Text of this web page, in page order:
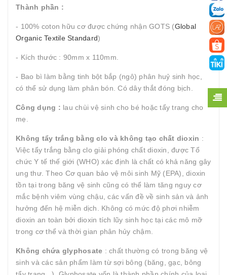
Thành phần :
- 100% coton hữu cơ được chứng nhận GOTS (Global
Organic Textile Standard)
- Kích thước : 90mm x 110mm.
- Bao bì làm bằng tinh bột bắp (ngô) phân huỷ sinh học,
có thể sử dụng làm phân bón. Có dây thắt đóng bịch.
Công dụng : lau chùi vệ sinh cho bé hoặc tẩy trang cho
mẹ.
Không tẩy trắng bằng clo và không tạo chất dioxin :
Việc tẩy trắng bằng clo giải phóng chất dioxin, được Tổ
chức Y tế thế giới (WHO) xác định là chất có khả năng gây
ung thư. Theo Cơ quan bảo vệ môi sinh Mỹ (EPA), dioxin
tồn tại trong băng vệ sinh cũng có thể làm tăng nguy cơ
mắc bệnh viêm vùng chậu, các vấn đề về sinh sản và ảnh
hưởng đến hệ miễn dịch. Không có mức độ phơi nhiễm
dioxin an toàn bởi dioxin tích lũy sinh học tại các mô mỡ
trong cơ thể và thời gian phân hủy chậm.
Không chứa glyphosate : chất thường có trong băng vệ
sinh và các sản phẩm làm từ sợi bông (băng, gạc, bông